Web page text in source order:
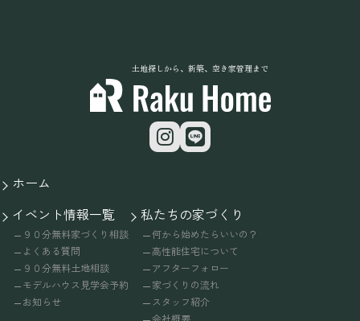
土地探しから、新築、空き家管理まで
ホーム
イベント情報一覧
９０分無料家づくり相談
よくある質問
９０分無料土地相談
モデルハウス見学会予約
お知らせ
私たちの家づくり
何から始めたらいいの？
高性能住宅について
アフターフォロー
家づくりの流れ
スタッフ紹介